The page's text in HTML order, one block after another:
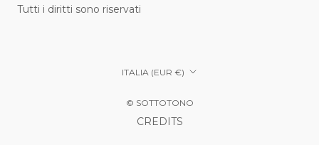
Tutti i diritti sono riservati
Paese/Area
ITALIA (EUR €)
© SOTTOTONO
CREDITS